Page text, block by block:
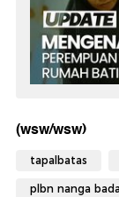
(wsw/wsw)
tapalbatas
plbn nanga